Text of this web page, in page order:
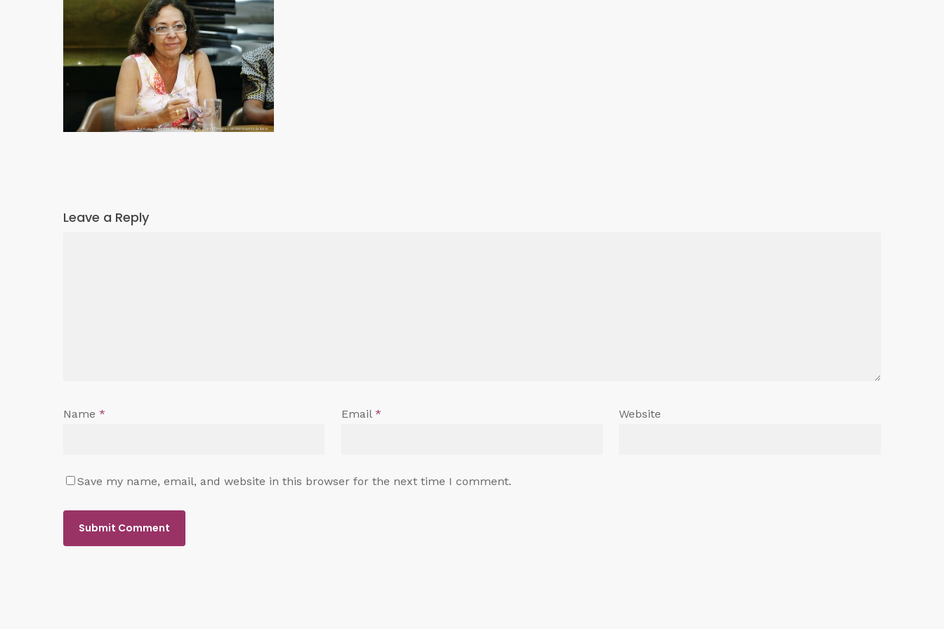
Leave a Reply
Name * Email * Website
Save my name, email, and website in this browser for the next time I comment.